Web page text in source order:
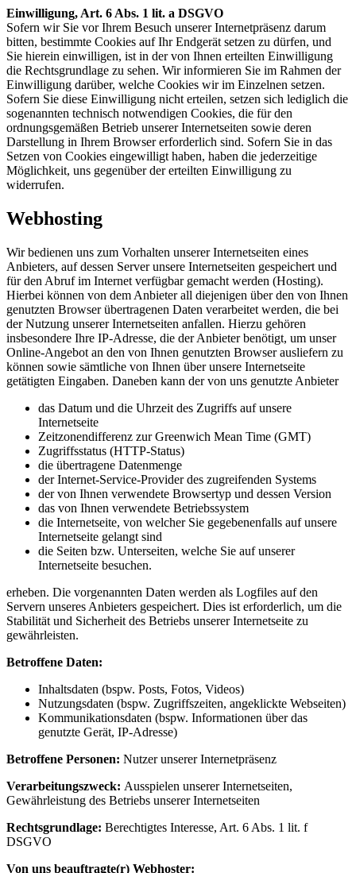
Einwilligung, Art. 6 Abs. 1 lit. a DSGVO
Sofern wir Sie vor Ihrem Besuch unserer Internetpräsenz darum
bitten, bestimmte Cookies auf Ihr Endgerät setzen zu dürfen, und
Sie hierein einwilligen, ist in der von Ihnen erteilten Einwilligung
die Rechtsgrundlage zu sehen. Wir informieren Sie im Rahmen der
Einwilligung darüber, welche Cookies wir im Einzelnen setzen.
Sofern Sie diese Einwilligung nicht erteilen, setzen sich lediglich die
sogenannten technisch notwendigen Cookies, die für den
ordnungsgemäßen Betrieb unserer Internetseiten sowie deren
Darstellung in Ihrem Browser erforderlich sind. Sofern Sie in das
Setzen von Cookies eingewilligt haben, haben die jederzeitige
Möglichkeit, uns gegenüber der erteilten Einwilligung zu
widerrufen.
Webhosting
Wir bedienen uns zum Vorhalten unserer Internetseiten eines
Anbieters, auf dessen Server unsere Internetseiten gespeichert und
für den Abruf im Internet verfügbar gemacht werden (Hosting).
Hierbei können von dem Anbieter all diejenigen über den von Ihnen
genutzten Browser übertragenen Daten verarbeitet werden, die bei
der Nutzung unserer Internetseiten anfallen. Hierzu gehören
insbesondere Ihre IP-Adresse, die der Anbieter benötigt, um unser
Online-Angebot an den von Ihnen genutzten Browser ausliefern zu
können sowie sämtliche von Ihnen über unsere Internetseite
getätigten Eingaben. Daneben kann der von uns genutzte Anbieter
das Datum und die Uhrzeit des Zugriffs auf unsere
Internetseite
Zeitzonendifferenz zur Greenwich Mean Time (GMT)
Zugriffsstatus (HTTP-Status)
die übertragene Datenmenge
der Internet-Service-Provider des zugreifenden Systems
der von Ihnen verwendete Browsertyp und dessen Version
das von Ihnen verwendete Betriebssystem
die Internetseite, von welcher Sie gegebenenfalls auf unsere
Internetseite gelangt sind
die Seiten bzw. Unterseiten, welche Sie auf unserer
Internetseite besuchen.
erheben. Die vorgenannten Daten werden als Logfiles auf den
Servern unseres Anbieters gespeichert. Dies ist erforderlich, um die
Stabilität und Sicherheit des Betriebs unserer Internetseite zu
gewährleisten.
Betroffene Daten:
Inhaltsdaten (bspw. Posts, Fotos, Videos)
Nutzungsdaten (bspw. Zugriffszeiten, angeklickte Webseiten)
Kommunikationsdaten (bspw. Informationen über das
genutzte Gerät, IP-Adresse)
Betroffene Personen: Nutzer unserer Internetpräsenz
Verarbeitungszweck: Ausspielen unserer Internetseiten,
Gewährleistung des Betriebs unserer Internetseiten
Rechtsgrundlage: Berechtigtes Interesse, Art. 6 Abs. 1 lit. f
DSGVO
Von uns beauftragte(r) Webhoster: